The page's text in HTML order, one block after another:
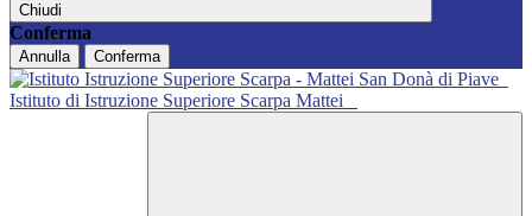
Chiudi
Conferma
Annulla Conferma
Istituto di Istruzione Superiore Scarpa Mattei